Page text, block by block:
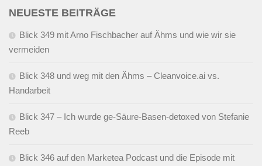
NEUESTE BEITRÄGE
Blick 349 mit Arno Fischbacher auf Ähms und wie wir sie
vermeiden
Blick 348 und weg mit den Ähms – Cleanvoice.ai vs.
Handarbeit
Blick 347 – Ich wurde ge-Säure-Basen-detoxed von Stefanie
Reeb
Blick 346 auf den Marketea Podcast und die Episode mit